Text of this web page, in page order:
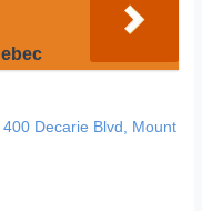
Decarie Blvd, Mount